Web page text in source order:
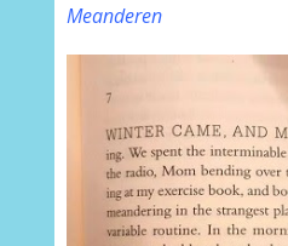
Meanderen